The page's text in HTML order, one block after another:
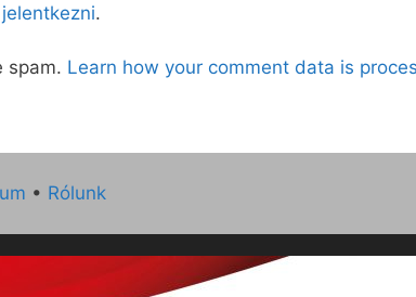
.
spam. Learn how your comment data is
• Rólunk